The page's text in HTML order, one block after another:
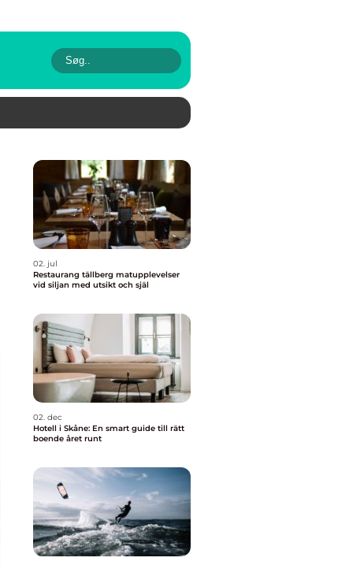
02. jul
Restaurang tällberg matupplevelser
vid siljan med utsikt och själ
02. dec
Hotell i Skåne: En smart guide till rätt
boende året runt